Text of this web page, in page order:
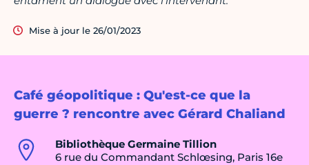
Café géopolitique : Qu'est-ce que la
guerre ? rencontre avec Gérard Chaliand
Bibliothèque Germaine Tillion
6 rue du Commandant Schlœsing, Paris 16e
Mise à jour le 26/01/2023